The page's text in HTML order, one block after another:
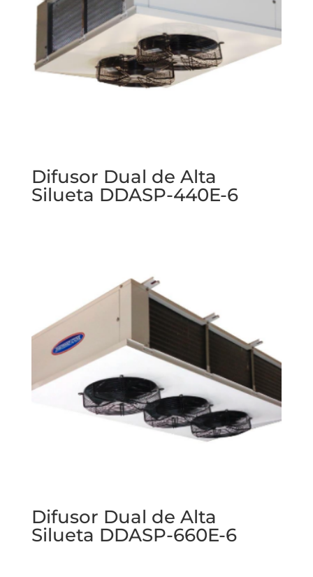
Difusor Dual de Alta
Silueta DDASP-440E-6
Difusor Dual de Alta
Silueta DDASP-660E-6